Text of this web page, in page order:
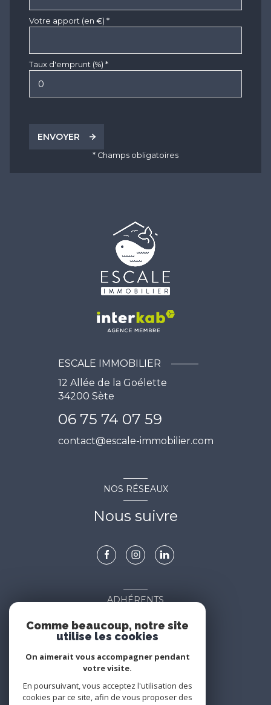
Votre apport (en €) *
Taux d'emprunt (%) *
ENVOYER
* Champs obligatoires
ESCALE IMMOBILIER
12 Allée de la Goélette
34200 Sète
06 75 74 07 59
contact@escale-immobilier.com
NOS RÉSEAUX
Nous suivre
ADHÉRENTS
Nous adhérons
Comme beaucoup, notre site
utilise les cookies
On aimerait vous accompagner pendant
votre visite.
En poursuivant, vous acceptez l'utilisation des
cookies par ce site, afin de vous proposer des